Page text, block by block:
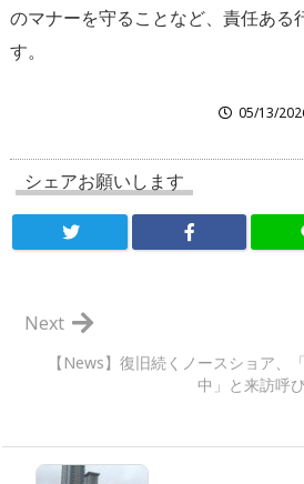
のマナーを守ることなど、責任ある
す。
05/13/
シェアお願いします
【News】復旧続くノースショア、
中」と来訪呼
Next